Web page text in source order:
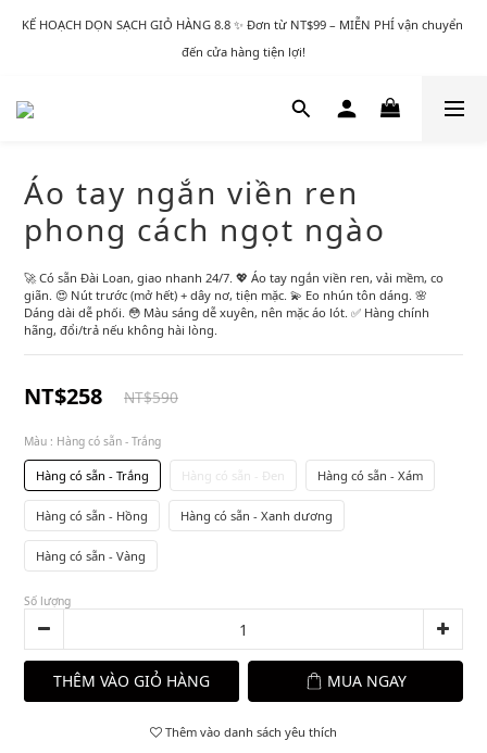
KẾ HOẠCH DỌN SẠCH GIỎ HÀNG 8.8 ✨ Đơn từ NT$99 – MIỄN PHÍ vận chuyển
đến cửa hàng tiện lợi!
Áo tay ngắn viền ren
phong cách ngọt ngào
🚀 Có sẵn Đài Loan, giao nhanh 24/7. 💖 Áo tay ngắn viền ren, vải mềm, co
giãn. 😍 Nút trước (mở hết) + dây nơ, tiện mặc. 💫 Eo nhún tôn dáng. 🌸
Dáng dài dễ phối. 😳 Màu sáng dễ xuyên, nên mặc áo lót. ✅ Hàng chính
hãng, đổi/trả nếu không hài lòng.
NT$258 NT$590
Màu : Hàng có sẵn - Trắng
Hàng có sẵn - Trắng Hàng có sẵn - Đen Hàng có sẵn - Xám
Hàng có sẵn - Hồng Hàng có sẵn - Xanh dương
Hàng có sẵn - Vàng
Số lượng
THÊM VÀO GIỎ HÀNG MUA NGAY
Thêm vào danh sách yêu thích